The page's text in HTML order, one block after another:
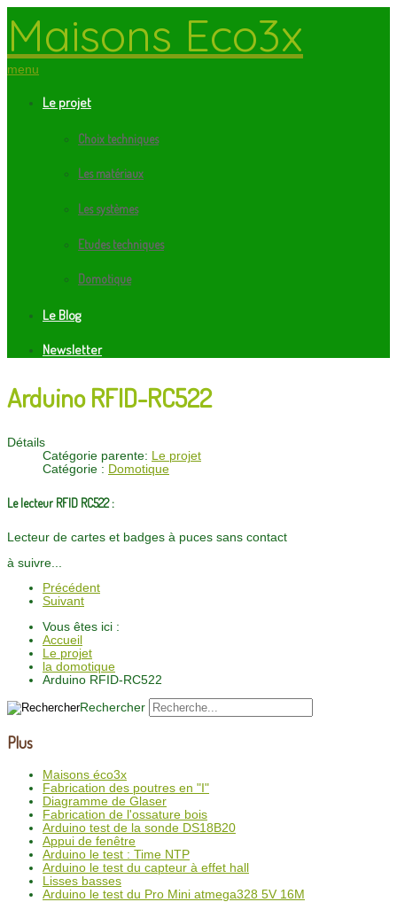
Maisons Eco3x
menu
Le projet
Choix techniques
Les matériaux
Les systèmes
Etudes techniques
Domotique
Le Blog
Newsletter
Arduino RFID-RC522
Détails
Catégorie parente: Le projet
Catégorie : Domotique
Le lecteur RFID RC522 :
Lecteur de cartes et badges à puces sans contact
à suivre...
Précédent
Suivant
Vous êtes ici :
Accueil
Le projet
la domotique
Arduino RFID-RC522
Rechercher
Plus
Maisons éco3x
Fabrication des poutres en "I"
Diagramme de Glaser
Fabrication de l'ossature bois
Arduino test de la sonde DS18B20
Appui de fenêtre
Arduino le test : Time NTP
Arduino le test du capteur à effet hall
Lisses basses
Arduino le test du Pro Mini atmega328 5V 16M